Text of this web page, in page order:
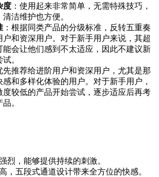
度 ：使用起来非常简单，无需特殊技巧，
洁维护也方便。
：根据同类产品的分级标准，反转五重奏
户和资深用户。对于新手用户来说，其超
能会让他们感到不太适应，因此不建议新
。
先推荐给进阶用户和资深用户，尤其是那
和多样化体验的用户。对于新手用户，
度较低的产品开始尝试，逐步适应后再考
。
烈，能够提供持续的刺激。
，五段式通道设计带来全方位的快感。